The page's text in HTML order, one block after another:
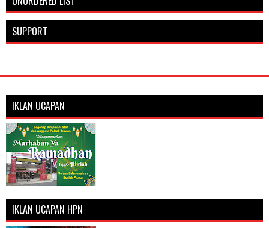
SUPPORT
IKLAN UCAPAN
IKLAN UCAPAN HPN